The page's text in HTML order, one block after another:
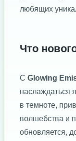
любящих
Что
С Glowing
наслаждаться
в темноте,
волшебства и
обновляется,